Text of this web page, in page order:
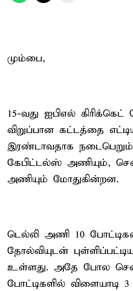
மும்பை,
15-வது ஐபிஎல்
விறுப்பான கட்டத்தை
இரண்டாவதாக
கேபிட்டல்ஸ் அணியும்,
அணியும் மோதுகின்றன.
டெல்லி அணி 10
தோல்வியுடன்
உள்ளது. அதே போல
போட்டிகளில் விளையாடி